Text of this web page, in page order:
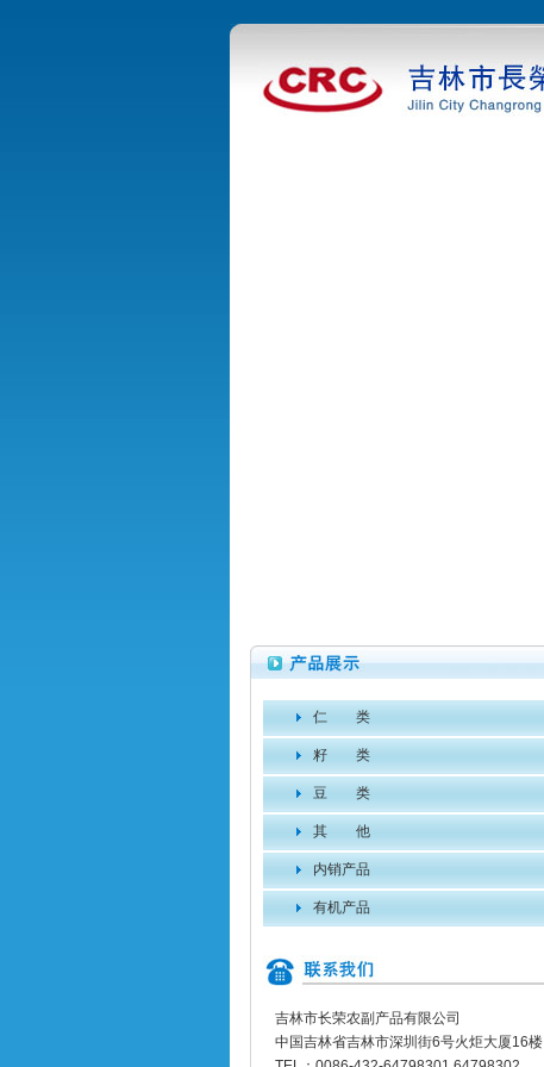
仁 类
籽 类
豆 类
其 他
内销产品
有机产品
吉林市长荣农副产品有限公司
中国吉林省吉林市深圳街6号火炬大厦16楼